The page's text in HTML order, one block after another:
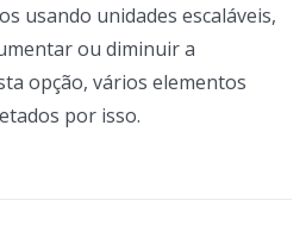
usando unidades escaláveis,
ou diminuir a
opção, vários elementos
por isso.